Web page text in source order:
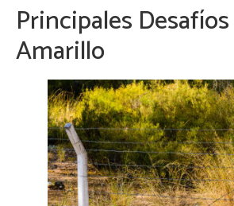
Principales
Amarillo